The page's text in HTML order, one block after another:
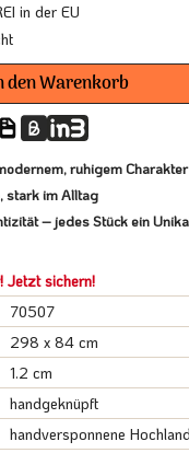
in der EU
denWarenkorb
ruhigem Charakter
stark im Alltag
– jedes Stück ein
Jetzt sichern!
70507
298 x 84 cm
1.2 cm
handgeknüpft
handversponnene